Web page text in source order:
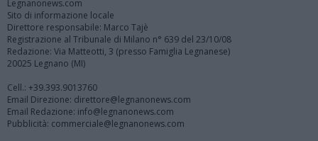
Legnanonews.com
Sito di informazione locale
Direttore responsabile: Marco Tajè
Registrazione al Tribunale di Milano n° 639 del 23/10/08
Redazione: Via Matteotti, 3 (presso Famiglia Legnanese)
20025 Legnano (MI)
Cell.: +39.393.9013760
Email Direzione: direttore@legnanonews.com
Email Redazione: info@legnanonews.com
Pubblicità: commerciale@legnanonews.com